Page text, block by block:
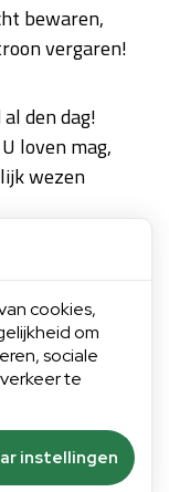
bewaren,
vergaren!
den dag!
loven mag,
wezen
vertrouwen:
goedheid
cookies,
om
sociale
te
instellingen